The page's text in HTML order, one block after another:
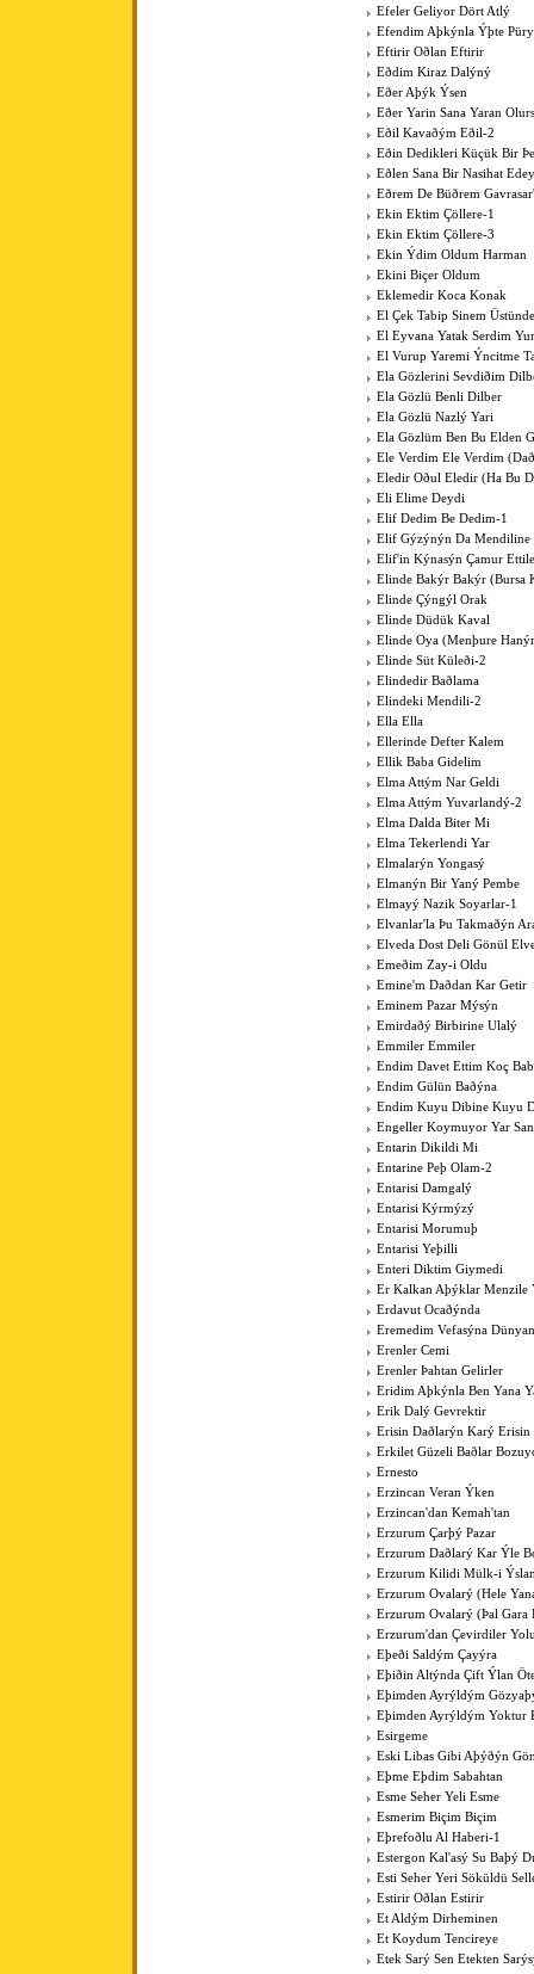
Efeler Geliyor Dört Atlý
Efendim Aþkýnla Ýþte
Eftirir Oðlan Eftirir
Eðdim Kiraz Dalýný
Eðer Aþýk Ýsen
Eðer Yarin Sana Yaran
Eðil Kavaðým Eðil-2
Eðin Dedikleri Küçük Bir
Eðlen Sana Bir Nasihat
Eðrem De Büðrem
Ekin Ektim Çöllere-1
Ekin Ektim Çöllere-3
Ekin Ýdim Oldum Harman
Ekini Biçer Oldum
Eklemedir Koca Konak
El Çek Tabip Sinem
El Eyvana Yatak Serdim
El Vurup Yaremi Ýncitme
Ela Gözlerini Sevdiðim
Ela Gözlü Benli Dilber
Ela Gözlü Nazlý Yari
Ela Gözlüm Ben Bu Elden
Ele Verdim Ele Verdim
Eledir Oðul Eledir (Ha Bu
Eli Elime Deydi
Elif Dedim Be Dedim-1
Elif Gýzýnýn Da Mendiline
Elif'in Kýnasýn Çamur
Elinde Bakýr Bakýr (Bursa
Elinde Çýngýl Orak
Elinde Düdük Kaval
Elinde Oya (Menþure
Elinde Süt Küleði-2
Elindedir Baðlama
Elindeki Mendili-2
Ella Ella
Ellerinde Defter Kalem
Ellik Baba Gidelim
Elma Attým Nar Geldi
Elma Attým Yuvarlandý-2
Elma Dalda Biter Mi
Elma Tekerlendi Yar
Elmalarýn Yongasý
Elmanýn Bir Yaný Pembe
Elmayý Nazik Soyarlar-1
Elvanlar'la Þu Takmaðýn
Elveda Dost Deli Gönül
Emeðim Zay-i Oldu
Emine'm Daðdan Kar Getir
Eminem Pazar Mýsýn
Emirdaðý Birbirine Ulalý
Emmiler Emmiler
Endim Davet Ettim Koç
Endim Gülün Baðýna
Endim Kuyu Dibine Kuyu
Engeller Koymuyor Yar
Entarin Dikildi Mi
Entarine Peþ Olam-2
Entarisi Damgalý
Entarisi Kýrmýzý
Entarisi Morumuþ
Entarisi Yeþilli
Enteri Diktim Giymedi
Er Kalkan Aþýklar Menzile
Erdavut Ocaðýnda
Eremedim Vefasýna
Erenler Cemi
Erenler Þahtan Gelirler
Eridim Aþkýnla Ben Yana
Erik Dalý Gevrektir
Erisin Daðlarýn Karý Erisin
Erkilet Güzeli Baðlar
Ernesto
Erzincan Veran Ýken
Erzincan'dan Kemah'tan
Erzurum Çarþý Pazar
Erzurum Daðlarý Kar Ýle
Erzurum Kilidi Mülk-i
Erzurum Ovalarý (Hele
Erzurum Ovalarý (Þal Gara
Erzurum'dan Çevirdiler
Eþeði Saldým Çayýra
Eþiðin Altýnda Çift Ýlan
Eþimden Ayrýldým
Eþimden Ayrýldým Yoktur
Esirgeme
Eski Libas Gibi Aþýðýn
Eþme Eþdim Sabahtan
Esme Seher Yeli Esme
Esmerim Biçim Biçim
Eþrefoðlu Al Haberi-1
Estergon Kal'asý Su Baþý
Esti Seher Yeri Söküldü
Estirir Oðlan Estirir
Et Aldým Dirheminen
Et Koydum Tencireye
Etek Sarý Sen Etekten